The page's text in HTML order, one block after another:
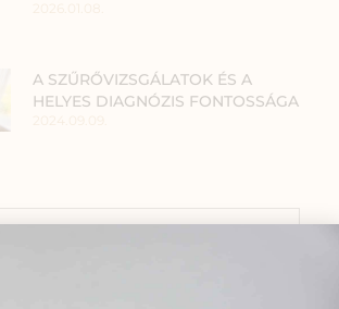
A SZŰRŐVIZSGÁLATOK ÉS A
HELYES DIAGNÓZIS FONTOSSÁGA